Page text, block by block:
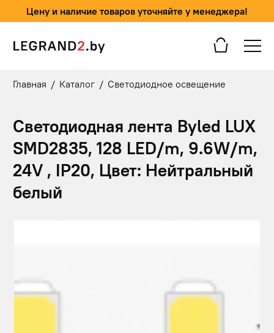
Цену и наличие товаров уточняйте у менеджера!
Главная / Каталог / Светодиодное освещение
Светодиодная лента Byled LUX
SMD2835, 128 LED/m, 9.6W/m,
24V , IP20, Цвет: Нейтральный
белый